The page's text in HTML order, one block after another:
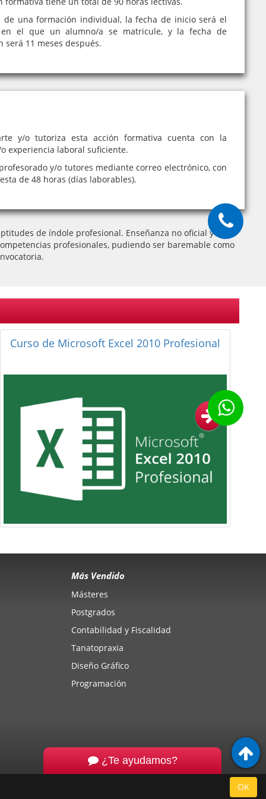
de una formación individual, la fecha de inicio será el
en el que un alumno/a se matricule, y la fecha de
será 11 meses después.
y/o tutoriza esta acción formativa cuenta con la
experiencia laboral suficiente.
y/o tutores mediante correo electrónico, con
de 48 horas (días laborables).
de índole profesional. Enseñanza no oficial y no
profesionales, pudiendo ser baremable como
Curso de Microsoft Access 2010
Más Vendido
Másteres
Postgrados
Contabilidad y Fiscalidad
Tanatopraxia
Diseño Gráfico
Programación
¿Te ayudamos?
OK